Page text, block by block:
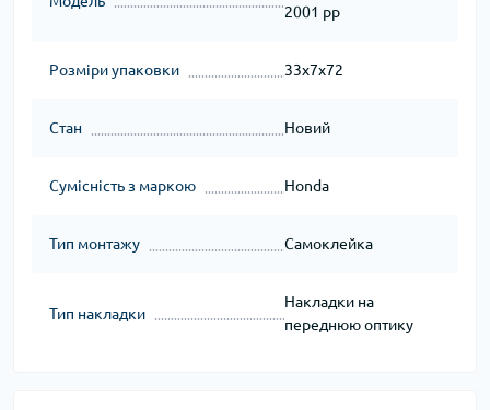
2001 рр
Розміри упаковки 33x7x72
Стан Новий
Сумісність з маркою Honda
Тип монтажу Самоклейка
Тип накладки
Накладки на
переднюю оптику